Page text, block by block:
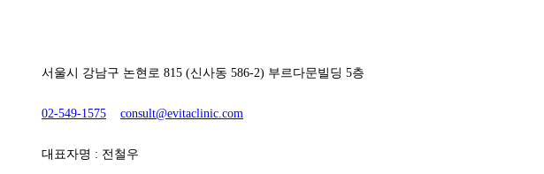
서울시 강남구 논현로 815 (신사동 586-2) 부르다문빌딩 5층
02-549-1575 consult@evitaclinic.com
대표자명 : 전철우